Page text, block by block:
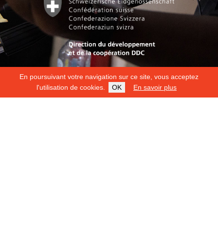
En poursuivant votre navigation sur ce site, vous acceptez
l'utilisation de cookies.
OK En savoir plus